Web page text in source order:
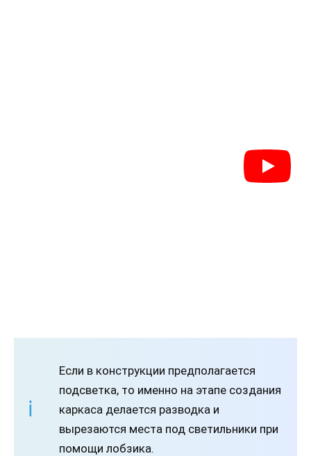
Если в конструкции предполагается
подсветка, то именно на этапе создания
каркаса делается разводка и
вырезаются места под светильники при
помощи лобзика.